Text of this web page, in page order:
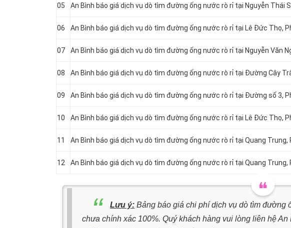
05 An Bình báo giá dịch vụ dò tìm đường ống nước rò rỉ tại Nguyễn Thái
06 An Bình báo giá dịch vụ dò tìm đường ống nước rò rỉ tại Lê Đức Thọ,
07 An Bình báo giá dịch vụ dò tìm đường ống nước rò rỉ tại Nguyễn Văn
08 An Bình báo giá dịch vụ dò tìm đường ống nước rò rỉ tại Đường Cây
09 An Bình báo giá dịch vụ dò tìm đường ống nước rò rỉ tại Đường số 3,
10 An Bình báo giá dịch vụ dò tìm đường ống nước rò rỉ tại Lê Đức Thọ,
11 An Bình báo giá dịch vụ dò tìm đường ống nước rò rỉ tại Quang Trung,
12 An Bình báo giá dịch vụ dò tìm đường ống nước rò rỉ tại Quang Trung,
Lưu ý: Bảng báo giá chi phí dịch vụ dò tìm đường
chưa chính xác 100%. Quý khách hàng vui lòng liên hệ